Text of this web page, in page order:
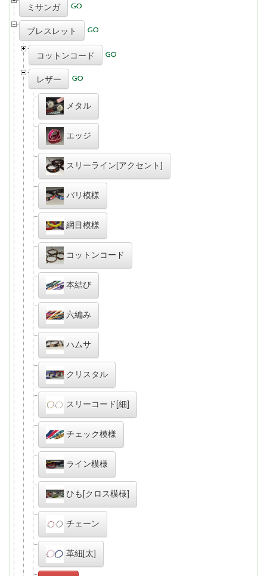
ミサンガ
ブレスレット
コットンコード
レザー
メタル
エッジ
スリーライン[アクセント]
バリ模様
網目模様
コットンコード
本結び
六編み
ハムサ
クリスタル
スリーコード[細]
チェック模様
ライン模様
ひも[クロス模様]
チェーン
革紐[太]